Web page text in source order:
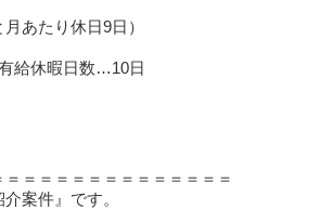
あたり休日9日）
給休暇日数…10日
＝＝＝＝＝＝＝＝＝＝＝＝＝
案件』です。